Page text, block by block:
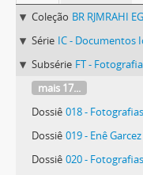
Coleção BR RJMRAHI
Série IC - Documentos
Subsérie FT -
mais 17...
Dossiê 018 -
Dossiê 019 - Enê
Dossiê 020 - Fotografias de Getúlio